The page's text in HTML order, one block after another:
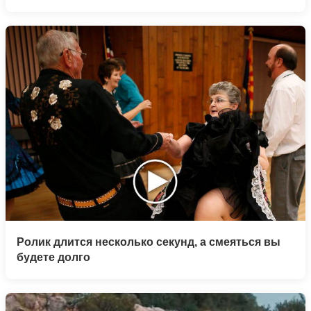
Ролик длится несколько секунд, а смеяться вы
будете долго